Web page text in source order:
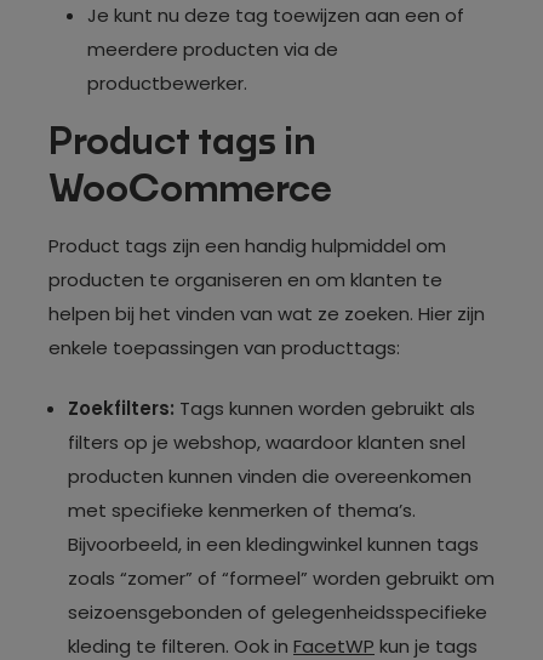
Je kunt nu deze tag toewijzen aan een of
meerdere producten via de
productbewerker.
Product tags in
WooCommerce
Product tags zijn een handig hulpmiddel om
producten te organiseren en om klanten te
helpen bij het vinden van wat ze zoeken. Hier zijn
enkele toepassingen van producttags:
Zoekfilters: Tags kunnen worden gebruikt als
filters op je webshop, waardoor klanten snel
producten kunnen vinden die overeenkomen
met specifieke kenmerken of thema’s.
Bijvoorbeeld, in een kledingwinkel kunnen tags
zoals “zomer” of “formeel” worden gebruikt om
seizoensgebonden of gelegenheidsspecifieke
kleding te filteren. Ook in FacetWP kun je tags